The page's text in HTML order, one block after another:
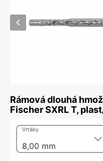
Rámová dlouhá
Fischer SXRL T,
8,00 mm
Vrtáky